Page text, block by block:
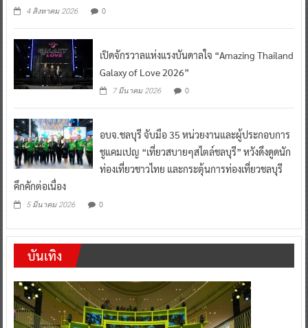
4 สิงหาคม 2026 0
เปิดจักรวาลแห่งแรงบันดาลใจ “Amazing Thailand
Galaxy of Love 2026”
7 มีนาคม 2026 0
อบจ.ชลบุรี จับมือ 35 หน่วยงานและผู้ประกอบการ
ชูแคมเปญ “เที่ยวสบายๆสไตล์ชลบุรี” หวังดึงดูดนัก
ท่องเที่ยวชาวไทย และกระตุ้นการท่องเที่ยวชลบุรี
คึกคักต่อเนื่อง
5 มีนาคม 2026 0
บันเทิง